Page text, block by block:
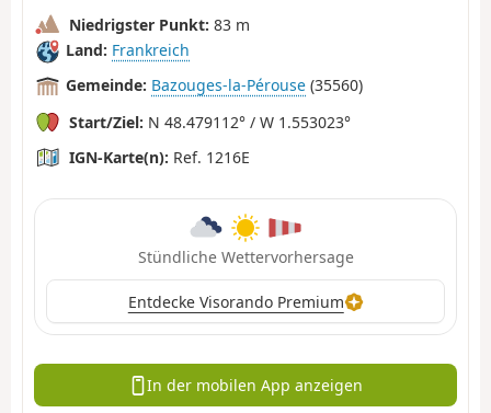
Niedrigster Punkt: 83 m
Land: Frankreich
Gemeinde: Bazouges-la-Pérouse (35560)
Start/Ziel: N 48.479112° / W 1.553023°
IGN-Karte(n): Ref. 1216E
Stündliche Wettervorhersage
Entdecke Visorando Premium
In der mobilen App anzeigen